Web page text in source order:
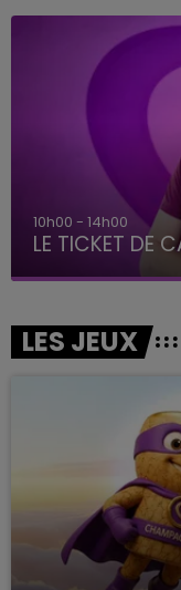
10h00 - 14h00
LE TICKET DE
LES JEUX